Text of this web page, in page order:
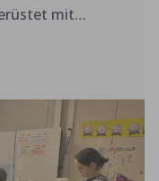
mit
durften wir
Mittagessen
Pommes und
schauten
war sehr